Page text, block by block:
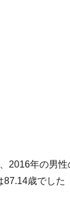
2016年の男
87.14歳でした